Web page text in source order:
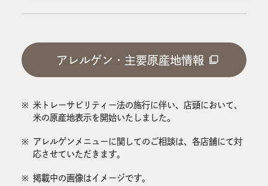
アレルゲン・主要原産地情報
※ 米トレーサビリティー法の施行に伴い、店頭において、
米の原産地表示を開始いたしました。
※ アレルゲンメニューに関してのご相談は、各店舗にて対
応させていただきます。
※ 掲載中の画像はイメージです。